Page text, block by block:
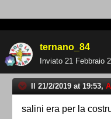
ternano_84
Inviato 21 Febbraio
Il 21/2/2019 at 19:53,
salini era per la